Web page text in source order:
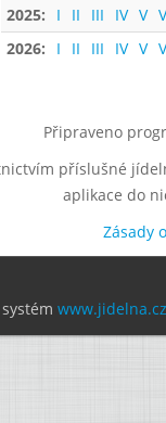
2025:
I II III IV V
2026:
I II III IV V
Připraveno
příslušné
aplikace do
Zásady
www.jidelna.cz